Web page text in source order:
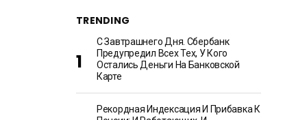
TRENDING
С Завтрашнего Дня. Сбербанк
Предупредил Всех Тех, У Кого
Остались Деньги На Банковской
Карте
Рекордная Индексация И Прибавка К